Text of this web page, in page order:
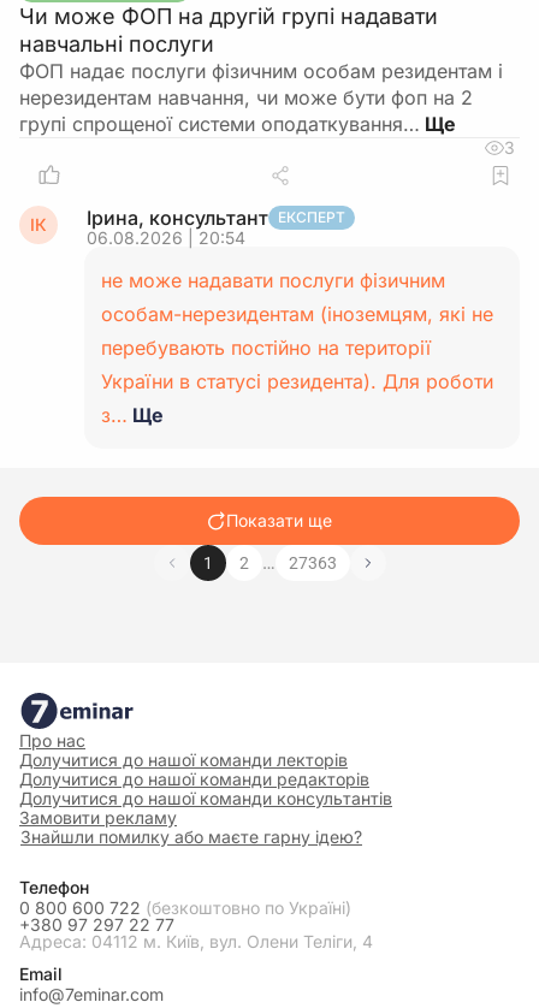
Чи може ФОП на другій групі надавати
навчальні послуги
ФОП надає послуги фізичним особам резидентам і
нерезидентам навчання, чи може бути фоп на 2
групі спрощеної системи оподаткування…
3
ІК Ірина, консультант ЕКСПЕРТ
06.08.2026 | 20:54
не може надавати послуги фізичним
особам-нерезидентам (іноземцям, які не
перебувають постійно на території
України в статусі резидента). Для роботи
з… Ще
Показати ще
1 2 … 27363
Про нас
Долучитися до нашої команди лекторів
Долучитися до нашої команди редакторів
Долучитися до нашої команди консультантів
Замовити рекламу
Знайшли помилку або маєте гарну ідею?
Телефон
0 800 600 722 (безкоштовно по Україні)
+380 97 297 22 77
Адреса: 04112 м. Київ, вул. Олени Теліги, 4
Email
info@7eminar.com